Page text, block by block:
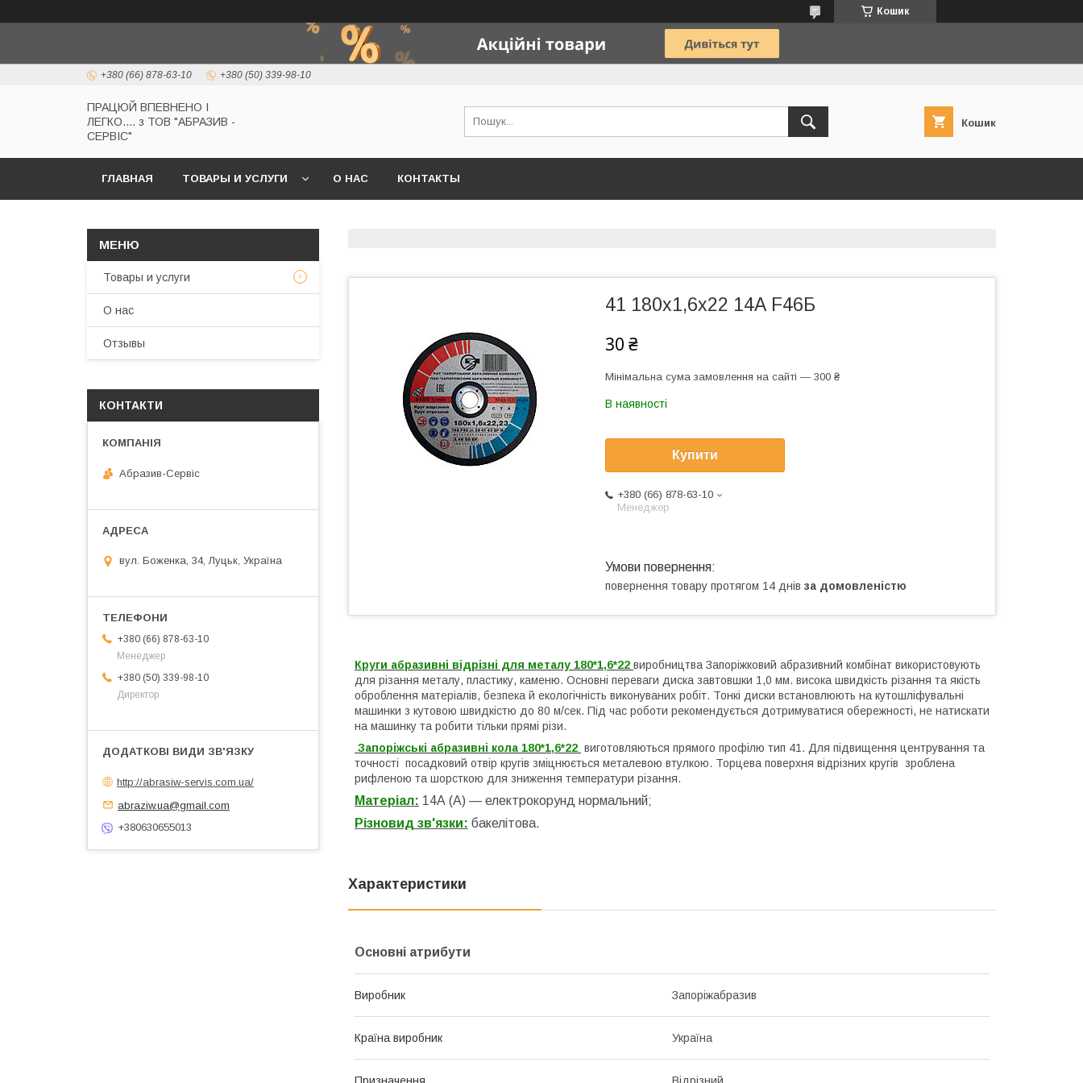
Кошик
+380 (66) 878-63-10 +380 (50) 339-98-10
ПРАЦЮЙ ВПЕВНЕНО І
ЛЕГКО.... з ТОВ "АБРАЗИВ -
СЕРВІС"
Кошик
ГЛАВНАЯ ТОВАРЫ И УСЛУГИ О НАС КОНТАКТЫ
41 180х1,6х22 14А F46Б
30 ₴
Мінімальна сума замовлення на сайті — 300 ₴
В наявності
Купити
+380 (66) 878-63-10
Менеджер
повернення товару протягом 14 днів за домовленістю
Круги абразивні відрізні для металу 180*1,6*22 виробництва Запоріжковий абразивний комбінат використовують
для різання металу, пластику, каменю. Основні переваги диска завтовшки 1,0 мм. висока швидкість різання та якість
оброблення матеріалів, безпека й екологічність виконуваних робіт. Тонкі диски встановлюють на кутошліфувальні
машинки з кутовою швидкістю до 80 м/сек. Під час роботи рекомендується дотримуватися обережності, не натискати
на машинку та робити тільки прямі різи.
Запоріжські абразивні кола 180*1,6*22 виготовляються прямого профілю тип 41. Для підвищення центрування та
точності посадковий отвір кругів зміцнюється металевою втулкою. Торцева поверхня відрізних кругів зроблена
рифленою та шорсткою для зниження температури різання.
Матеріал: 14А (А) — електрокорунд нормальний;
Різновид зв'язки: бакелітова.
Характеристики
Основні атрибути
Виробник Запоріжабразив
Країна виробник Україна
Призначення Відрізний
Товары и услуги
О нас
Отзывы
КОНТАКТИ
Абразив-Сервіс
вул. Боженка, 34, Луцьк, Україна
+380 (66) 878-63-10
Менеджер
+380 (50) 339-98-10
Директор
http://abrasiw-servis.com.ua/
abraziw.ua@gmail.com
+380630655013